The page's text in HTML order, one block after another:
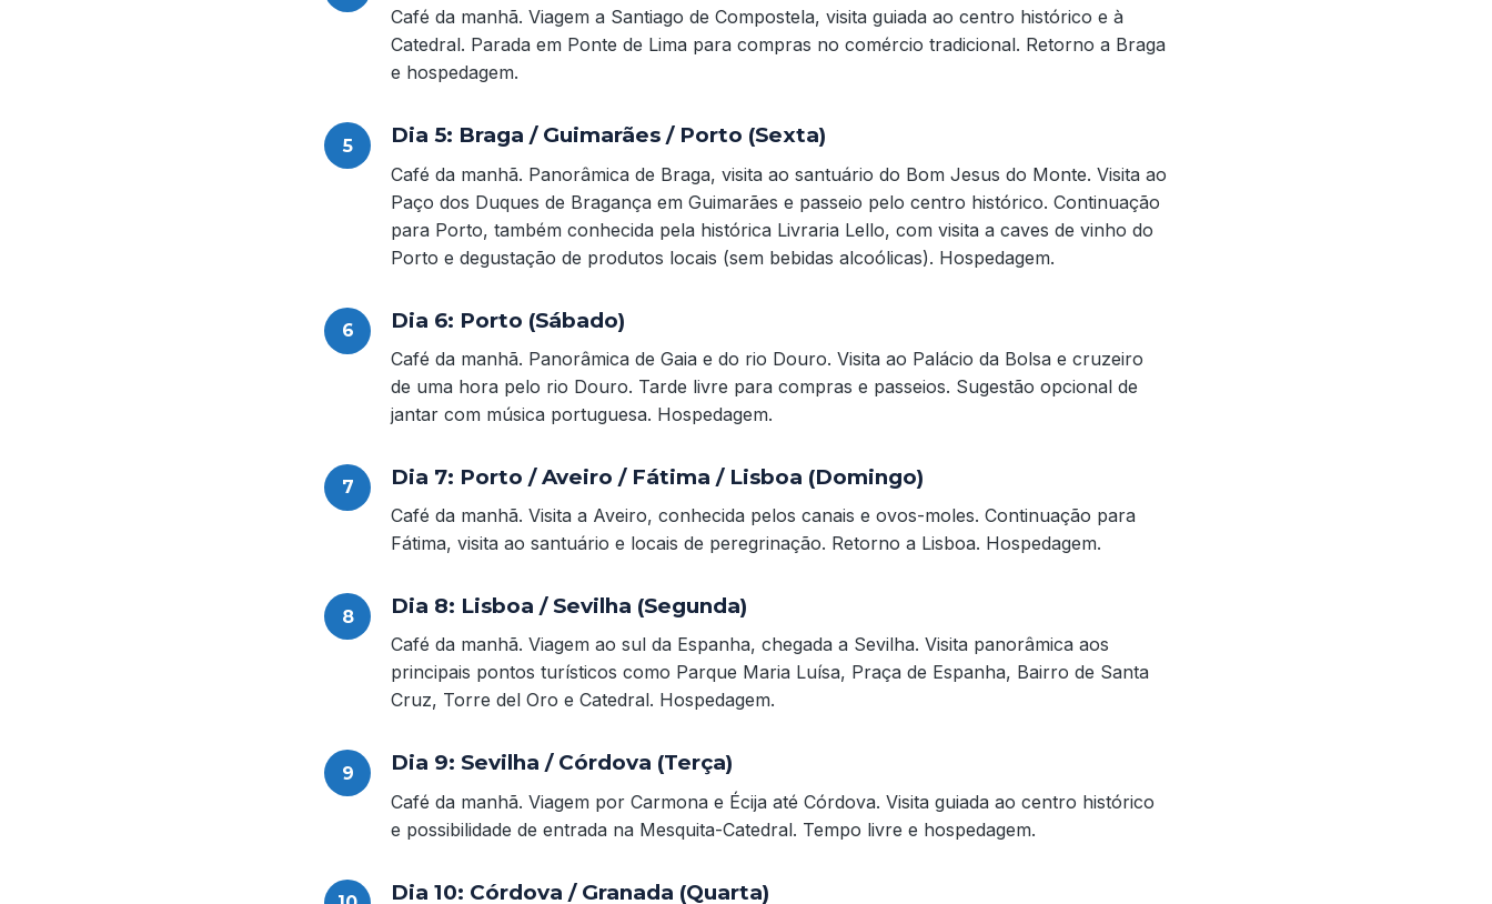
Café da manhã. Viagem a Santiago de Compostela, visita guiada ao centro histórico e à
Catedral. Parada em Ponte de Lima para compras no comércio tradicional. Retorno a Braga
e hospedagem.
Dia 5: Braga / Guimarães / Porto (Sexta)
Café da manhã. Panorâmica de Braga, visita ao santuário do Bom Jesus do Monte. Visita ao
Paço dos Duques de Bragança em Guimarães e passeio pelo centro histórico. Continuação
para Porto, também conhecida pela histórica Livraria Lello, com visita a caves de vinho do
Porto e degustação de produtos locais (sem bebidas alcoólicas). Hospedagem.
Dia 6: Porto (Sábado)
Café da manhã. Panorâmica de Gaia e do rio Douro. Visita ao Palácio da Bolsa e cruzeiro
de uma hora pelo rio Douro. Tarde livre para compras e passeios. Sugestão opcional de
jantar com música portuguesa. Hospedagem.
Dia 7: Porto / Aveiro / Fátima / Lisboa (Domingo)
Café da manhã. Visita a Aveiro, conhecida pelos canais e ovos-moles. Continuação para
Fátima, visita ao santuário e locais de peregrinação. Retorno a Lisboa. Hospedagem.
Dia 8: Lisboa / Sevilha (Segunda)
Café da manhã. Viagem ao sul da Espanha, chegada a Sevilha. Visita panorâmica aos
principais pontos turísticos como Parque Maria Luísa, Praça de Espanha, Bairro de Santa
Cruz, Torre del Oro e Catedral. Hospedagem.
Dia 9: Sevilha / Córdova (Terça)
Café da manhã. Viagem por Carmona e Écija até Córdova. Visita guiada ao centro histórico
e possibilidade de entrada na Mesquita-Catedral. Tempo livre e hospedagem.
Dia 10: Córdova / Granada (Quarta)